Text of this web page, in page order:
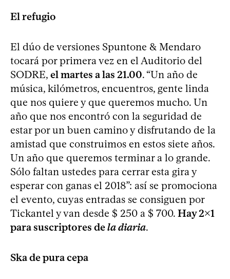
El refugio
El dúo de versiones Spuntone & Mendaro
tocará por primera vez en el Auditorio del
SODRE, el martes a las 21.00. “Un año de
música, kilómetros, encuentros, gente linda
que nos quiere y que queremos mucho. Un
año que nos encontró con la seguridad de
estar por un buen camino y disfrutando de la
amistad que construimos en estos siete años.
Un año que queremos terminar a lo grande.
Sólo faltan ustedes para cerrar esta gira y
esperar con ganas el 2018”: así se promociona
el evento, cuyas entradas se consiguen por
Tickantel y van desde $ 250 a $ 700. Hay 2x1
para suscriptores dela diaria.
Ska de pura cepa